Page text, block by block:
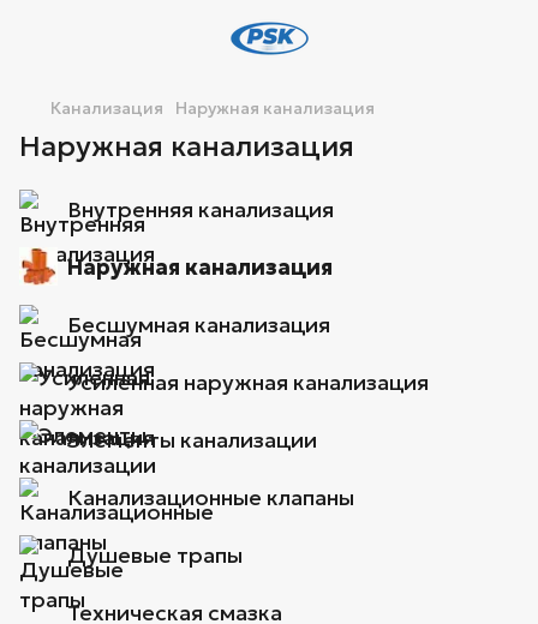
Канализация Наружная канализация
Наружная канализация
Внутренняя канализация
Наружная канализация
Бесшумная канализация
Усиленная наружная канализация
Элементы канализации
Канализационные клапаны
Душевые трапы
Техническая смазка